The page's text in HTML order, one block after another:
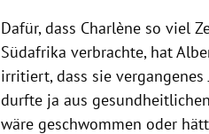
Dafür, dass Charlène so viel
Südafrika verbrachte, hat
irritiert, dass sie
durfte ja aus
wäre geschwommen oder